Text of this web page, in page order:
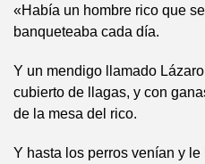
«Había un hombre rico que
banqueteaba cada día.
Y un mendigo llamado
cubierto de llagas, y con
de la mesa del rico.
Y hasta los perros venían y